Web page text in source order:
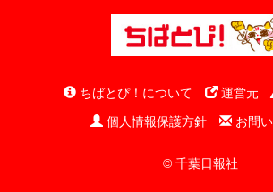
ちばとぴ！について 運営元
個人情報保護方針
お問
© 千葉日報社